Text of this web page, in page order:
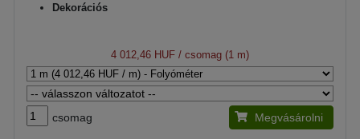
Dekorációs
4 012,46 HUF / csomag (1 m)
csomag Megvásárolni